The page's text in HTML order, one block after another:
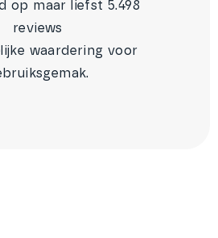
op maar liefst 5.498
reviews
waardering voor